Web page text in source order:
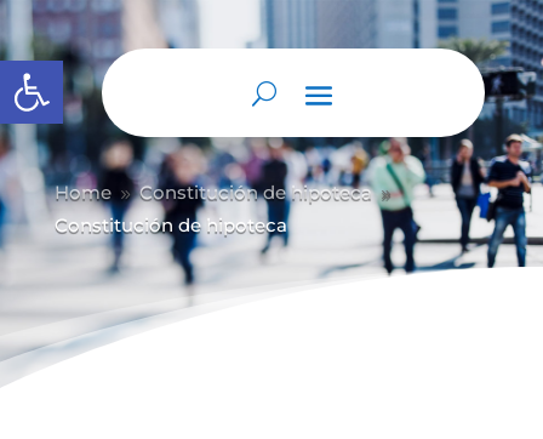
Abrir barra de herramientas
Home 9 Constitución de hipoteca 9
Constitución de hipoteca